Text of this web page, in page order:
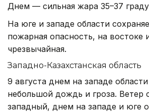
Днем — сильная жара 35–37
На юге и западе области
пожарная опасность, на востоке
чрезвычайная.
Западно-Казахстанская область
9 августа днем на западе
небольшой дождь и гроза. Ветер
западный, днем на западе и юге